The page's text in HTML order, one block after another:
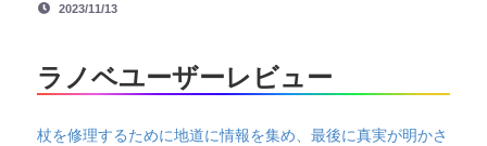
2023/11/13
ラノベユーザーレビュー
杖を修理するために地道に情報を集め、最後に真実が明かさ